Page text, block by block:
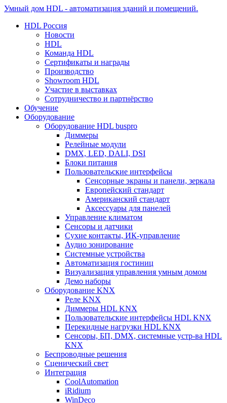
Умный дом HDL - автоматизация зданий и помещений.
HDL Россия
Новости
HDL
Команда HDL
Сертификаты и награды
Производство
Showroom HDL
Участие в выставках
Сотрудничество и партнёрство
Обучение
Оборудование
Оборудование HDL buspro
Диммеры
Релейные модули
DMX, LED, DALI, DSI
Блоки питания
Пользовательские интерфейсы
Сенсорные экраны и панели, зеркала
Европейский стандарт
Американский стандарт
Аксессуары для панелей
Управление климатом
Сенсоры и датчики
Сухие контакты, ИК-управление
Аудио зонирование
Системные устройства
Автоматизация гостиниц
Визуализация управления умным домом
Демо наборы
Оборудование KNX
Реле KNX
Диммеры HDL KNX
Пользовательские интерфейсы HDL KNX
Перекидные нагрузки HDL KNX
Сенсоры, БП, DMX, системные устр-ва HDL
KNX
Беспроводные решения
Сценический свет
Интеграция
CoolAutomation
iRidium
WinDeco